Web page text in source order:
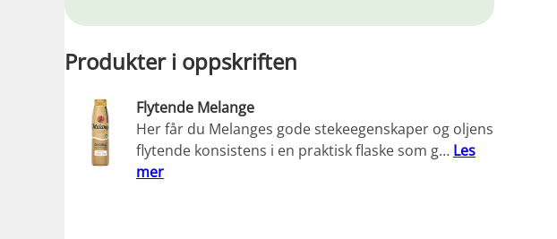
Produkter i oppskriften
Flytende Melange
Her får du Melanges gode stekeegenskaper og oljens
flytende konsistens i en praktisk flaske som g… Les
mer